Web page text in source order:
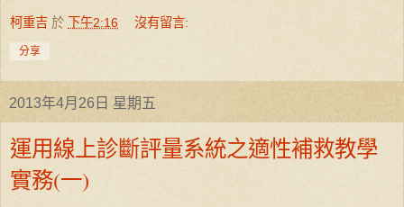
柯重吉 於 下午2:16 沒有留言:
分享
2013年4月26日 星期五
運用線上診斷評量系統之適性補救教學
實務(一)